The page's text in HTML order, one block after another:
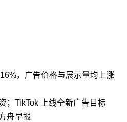
，广告价格与展示量均上涨
；TikTok 上线全新广告目标
舟早报